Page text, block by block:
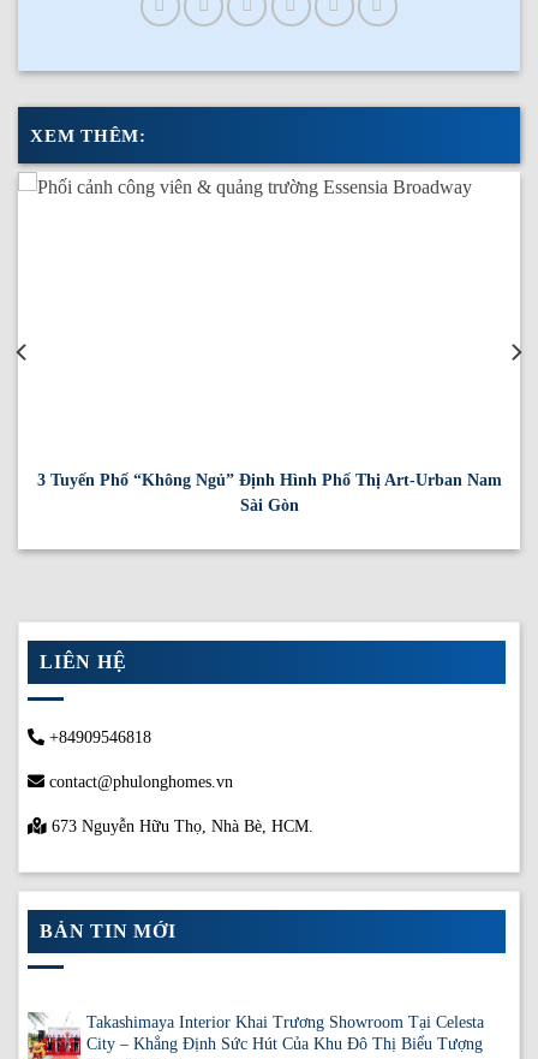
XEM THÊM:
3 Tuyến Phố “Không Ngủ” Định Hình Phố Thị Art-Urban Nam
Sài Gòn
LIÊN HỆ
+84909546818
contact@phulonghomes.vn
673 Nguyễn Hữu Thọ, Nhà Bè, HCM.
BẢN TIN MỚI
Takashimaya Interior Khai Trương Showroom Tại Celesta
City – Khẳng Định Sức Hút Của Khu Đô Thị Biểu Tượng